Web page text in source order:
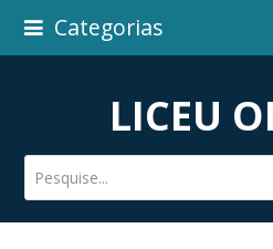
Categorias
LICEU
Pesquise...